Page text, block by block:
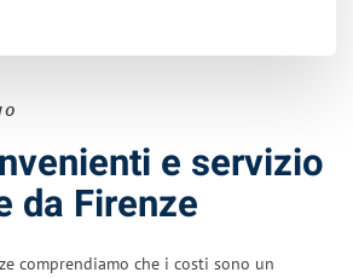
e servizio
da Firenze
comprendiamo che i costi sono un